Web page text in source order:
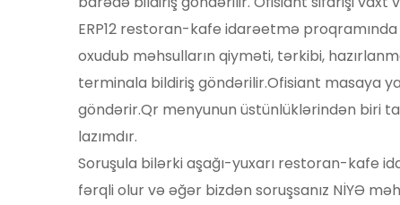
ERP12 restoran-kafe idarəetmə
oxudub məhsulların qiyməti, tərkibi,
terminala bildiriş göndərilir.Ofisiant masaya
göndərir.Qr menyunun üstünlüklərindən biri
lazımdır.
Soruşula bilərki aşağı-yuxarı restoran-kafe
fərqli olur və əğər bizdən soruşsanız NİYƏ